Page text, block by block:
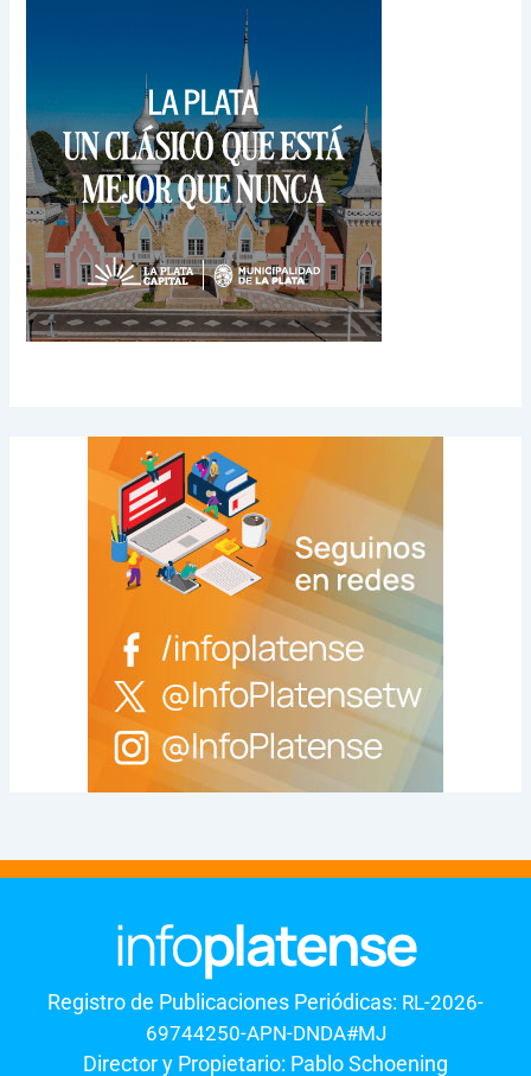
Registro de Publicaciones Periódicas: RL-2026-
69744250-APN-DNDA#MJ
Director y Propietario: Pablo Schoening